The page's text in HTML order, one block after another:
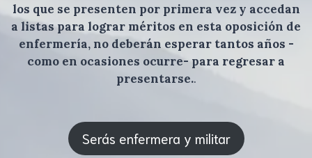
los que se presenten por primera vez y accedan
a listas para lograr méritos en esta oposición de
enfermería, no deberán esperar tantos años -
como en ocasiones ocurre- para regresar a
presentarse..
Serás enfermera y militar